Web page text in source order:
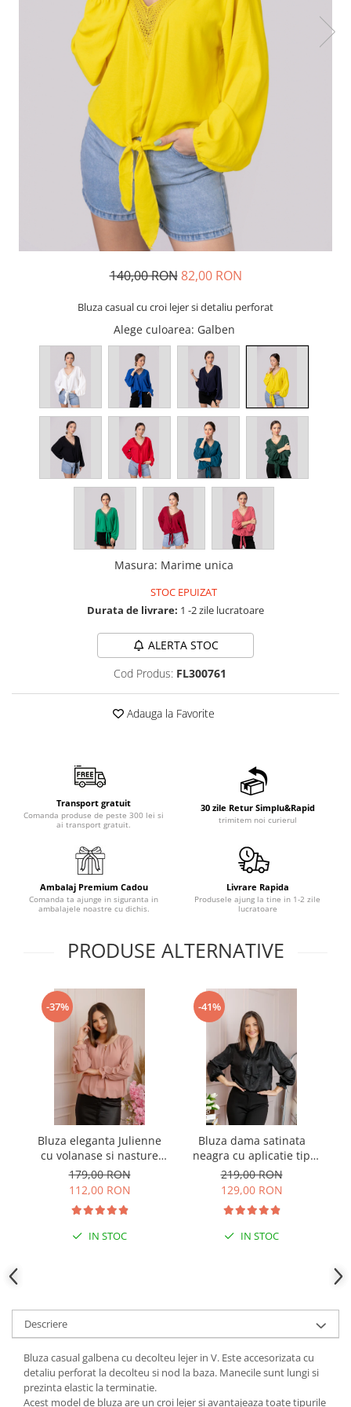
140,00 RON 82,00 RON
Bluza casual cu croi lejer si detaliu perforat
Alege culoarea: Galben
Masura: Marime unica
STOC EPUIZAT
Durata de livrare: 1 -2 zile lucratoare
ALERTA STOC
Cod Produs: FL300761
Adauga la Favorite
Transport gratuit
Comanda produse de peste 300 lei si
ai transport gratuit.
30 zile Retur Simplu&Rapid
trimitem noi curierul
Ambalaj Premium Cadou
Comanda ta ajunge in siguranta in
ambalajele noastre cu dichis.
Livrare Rapida
Produsele ajung la tine in 1-2 zile
lucratoare
PRODUSE ALTERNATIVE
-37%
Bluza eleganta Julienne
cu volanase si nasture
stilizat - Roz pudrat
179,00 RON
112,00 RON
IN STOC
-41%
Bluza dama satinata
neagra cu aplicatie tip
cravata Yvonne
219,00 RON
129,00 RON
IN STOC
Descriere
Bluza casual galbena cu decolteu lejer in V. Este accesorizata cu
detaliu perforat la decolteu si nod la baza. Manecile sunt lungi si
prezinta elastic la terminatie.
Acest model de bluza are un croi lejer si avantajeaza toate tipurile